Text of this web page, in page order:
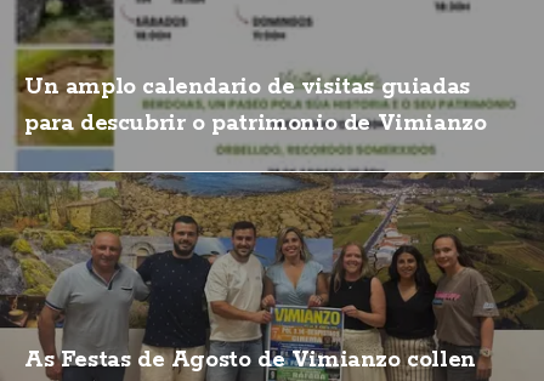
Un amplo calendario de visitas guiadas
para descubrir o patrimonio de Vimianzo
As Festas de Agosto de Vimianzo collen